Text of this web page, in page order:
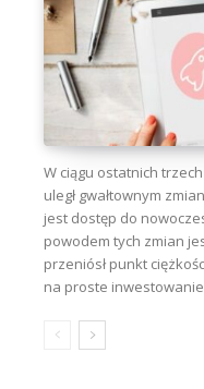
W ciągu ostatnich
uległ gwałtownym
jest dostęp do
powodem tych zmian
przeniósł punkt
na proste